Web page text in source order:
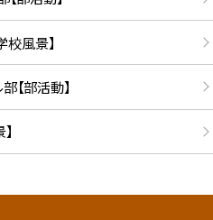
風景】
【部活動】